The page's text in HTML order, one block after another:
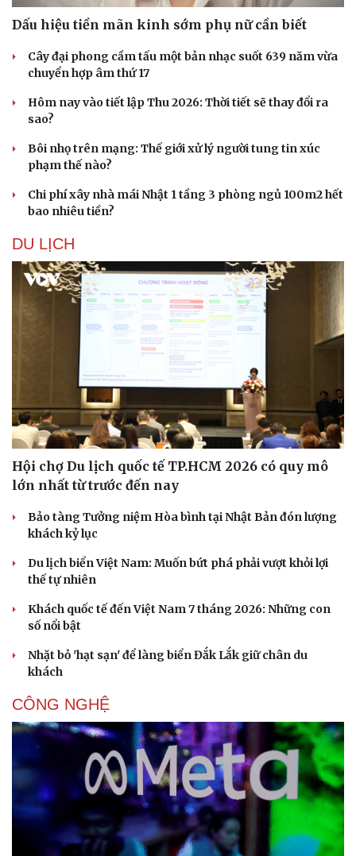
Vì cộng đồng
Chuyển đổi số
Dấu hiệu tiền mãn kinh sớm phụ nữ cần biết
Cây đại phong cầm tấu một bản nhạc suốt 639 năm vừa
chuyển hợp âm thứ 17
Hôm nay vào tiết lập Thu 2026: Thời tiết sẽ thay đổi ra
sao?
Bôi nhọ trên mạng: Thế giới xử lý người tung tin xúc
phạm thế nào?
Chi phí xây nhà mái Nhật 1 tầng 3 phòng ngủ 100m2 hết
bao nhiêu tiền?
DU LỊCH
Hội chợ Du lịch quốc tế TP.HCM 2026 có quy mô
lớn nhất từ trước đến nay
Bảo tàng Tưởng niệm Hòa bình tại Nhật Bản đón lượng
khách kỷ lục
Du lịch biển Việt Nam: Muốn bứt phá phải vượt khỏi lợi
thế tự nhiên
Khách quốc tế đến Việt Nam 7 tháng 2026: Những con
số nổi bật
Nhặt bỏ 'hạt sạn' để làng biển Đắk Lắk giữ chân du
khách
CÔNG NGHỆ